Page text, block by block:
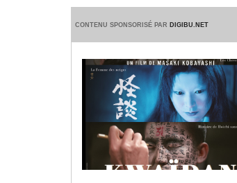
CONTENU SPONSORISÉ PAR DIGIBU.NET